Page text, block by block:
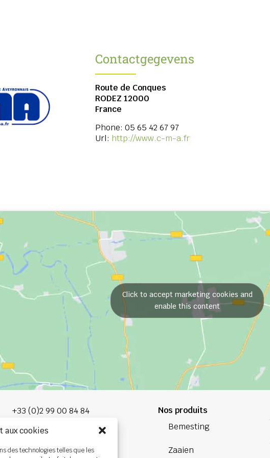
aux cookies
des technologies telles que les
Contactgegevens
Route de Conques
RODEZ 12000
France
Phone: 05 65 42 67 97
Url: http://www.c-m-a.fr
Click to accept marketing cookies and
enable this content
+33 (0)2 99 00 84 84
info@burel-group.com
Les Portes de Bretagne
Nos produits
Bemesting
Zaaien